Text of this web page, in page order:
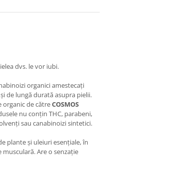
dvs. le vor iubi.
organici amestecați
de lungă durată asupra pielii.
organic de cătreCOSMOS
nu conțin THC, parabeni,
sau canabinoizi sintetici.
plante și uleiuri esențiale, în
Are o senzație